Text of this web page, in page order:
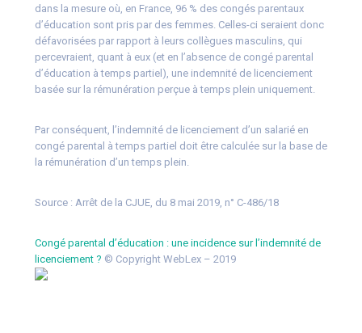
dans la mesure où, en France, 96 % des congés parentaux
d’éducation sont pris par des femmes. Celles-ci seraient donc
défavorisées par rapport à leurs collègues masculins, qui
percevraient, quant à eux (et en l’absence de congé parental
d’éducation à temps partiel), une indemnité de licenciement
basée sur la rémunération perçue à temps plein uniquement.
Par conséquent, l’indemnité de licenciement d’un salarié en
congé parental à temps partiel doit être calculée sur la base de
la rémunération d’un temps plein.
Source : Arrêt de la CJUE, du 8 mai 2019, n° C-486/18
Congé parental d’éducation : une incidence sur l’indemnité de
licenciement ? © Copyright WebLex – 2019